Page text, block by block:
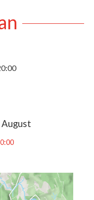
August